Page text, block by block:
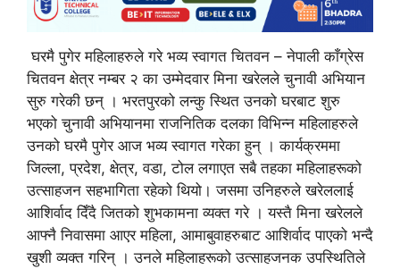
घरमै पुगेर महिलाहरुले गरे भव्य स्वागत चितवन – नेपाली काँग्रेस
चितवन क्षेत्र नम्बर २ का उम्मेदवार मिना खरेलले चुनावी अभियान
सुरु गरेकी छन् । भरतपुरको लन्कु स्थित उनको घरबाट शुरु
भएको चुनावी अभियानमा राजनितिक दलका विभिन्न महिलाहरुले
उनको घरमै पुगेर आज भव्य स्वागत गरेका हुन् । कार्यक्रममा
जिल्ला, प्रदेश, क्षेत्र, वडा, टोल लगाएत सबै तहका महिलाहरूको
उत्साहजन सहभागिता रहेको थियो। जसमा उनिहरुले खरेललाई
आशिर्वाद दिँदै जितको शुभकामना व्यक्त गरे । यस्तै मिना खरेलले
आफ्नै निवासमा आएर महिला, आमाबुवाहरुबाट आशिर्वाद पाएको भन्दै
खुशी व्यक्त गरिन् । उनले महिलाहरूको उत्साहजनक उपस्थितिले